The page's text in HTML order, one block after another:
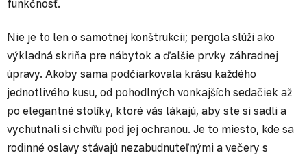
funkčnosť.
Nie je to len o samotnej konštrukcii; pergola slúži ako
výkladná skriňa pre nábytok a ďalšie prvky záhradnej
úpravy. Akoby sama podčiarkovala krásu každého
jednotlivého kusu, od pohodlných vonkajších sedačiek až
po elegantné stolíky, ktoré vás lákajú, aby ste si sadli a
vychutnali si chvíľu pod jej ochranou. Je to miesto, kde sa
rodinné oslavy stávajú nezabudnuteľnými a večery s